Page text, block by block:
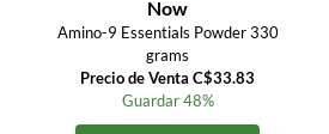
Now
Amino-9 Essentials Powder 330
grams
Precio de Venta C$33.83
Guardar 48%